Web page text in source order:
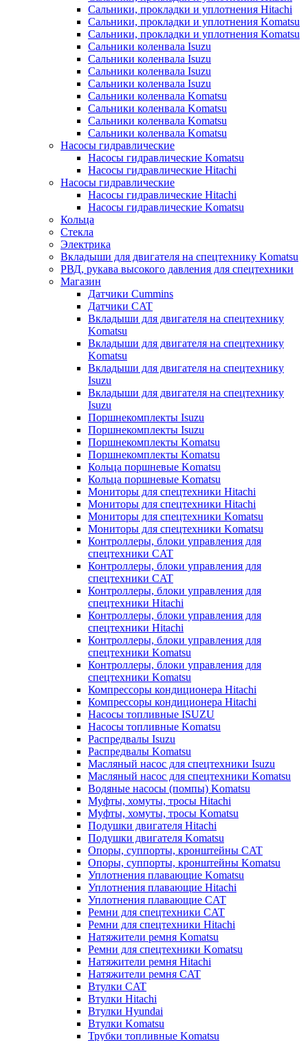
Сальники, прокладки и уплотнения Hitachi
Сальники, прокладки и уплотнения Komatsu
Сальники, прокладки и уплотнения Komatsu
Сальники коленвала Isuzu
Сальники коленвала Isuzu
Сальники коленвала Isuzu
Сальники коленвала Isuzu
Сальники коленвала Komatsu
Сальники коленвала Komatsu
Сальники коленвала Komatsu
Сальники коленвала Komatsu
Насосы гидравлические
Насосы гидравлические Komatsu
Насосы гидравлические Hitachi
Насосы гидравлические
Насосы гидравлические Hitachi
Насосы гидравлические Komatsu
Кольца
Стекла
Электрика
Вкладыши для двигателя на спецтехнику Komatsu
РВД, рукава высокого давления для спецтехники
Магазин
Датчики Cummins
Датчики CAT
Вкладыши для двигателя на спецтехнику
Komatsu
Вкладыши для двигателя на спецтехнику
Komatsu
Вкладыши для двигателя на спецтехнику
Isuzu
Вкладыши для двигателя на спецтехнику
Isuzu
Поршнекомплекты Isuzu
Поршнекомплекты Isuzu
Поршнекомплекты Komatsu
Поршнекомплекты Komatsu
Кольца поршневые Komatsu
Кольца поршневые Komatsu
Мониторы для спецтехники Hitachi
Мониторы для спецтехники Hitachi
Мониторы для спецтехники Komatsu
Мониторы для спецтехники Komatsu
Контроллеры, блоки управления для
спецтехники CAT
Контроллеры, блоки управления для
спецтехники CAT
Контроллеры, блоки управления для
спецтехники Hitachi
Контроллеры, блоки управления для
спецтехники Hitachi
Контроллеры, блоки управления для
спецтехники Komatsu
Контроллеры, блоки управления для
спецтехники Komatsu
Компрессоры кондиционера Hitachi
Компрессоры кондиционера Hitachi
Насосы топливные ISUZU
Насосы топливные Komatsu
Распредвалы Isuzu
Распредвалы Komatsu
Масляный насос для спецтехники Isuzu
Масляный насос для спецтехники Komatsu
Водяные насосы (помпы) Komatsu
Муфты, хомуты, тросы Hitachi
Муфты, хомуты, тросы Komatsu
Подушки двигателя Hitachi
Подушки двигателя Komatsu
Опоры, суппорты, кронштейны CAT
Опоры, суппорты, кронштейны Komatsu
Уплотнения плавающие Komatsu
Уплотнения плавающие Hitachi
Уплотнения плавающие CAT
Ремни для спецтехники CAT
Ремни для спецтехники Hitachi
Натяжители ремня Komatsu
Ремни для спецтехники Komatsu
Натяжители ремня Hitachi
Натяжители ремня CAT
Втулки CAT
Втулки Hitachi
Втулки Hyundai
Втулки Komatsu
Трубки топливные Komatsu